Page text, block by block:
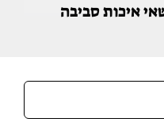
איכות סביבה